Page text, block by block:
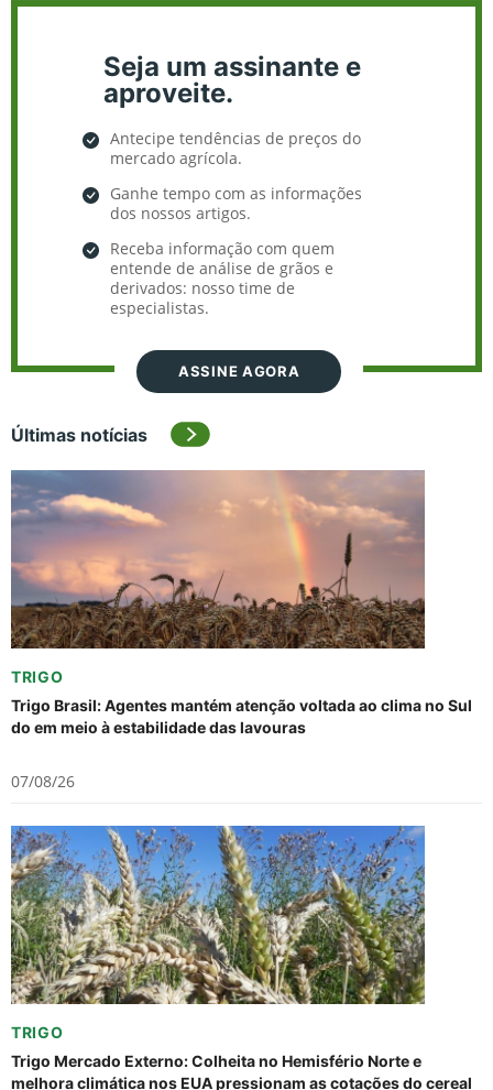
Seja um assinante e
aproveite.
Antecipe tendências de preços do
mercado agrícola.
Ganhe tempo com as informações
dos nossos artigos.
Receba informação com quem
entende de análise de grãos e
derivados: nosso time de
especialistas.
ASSINE AGORA
Últimas notícias
TRIGO
Trigo Brasil: Agentes mantém atenção voltada ao clima no Sul
do em meio à estabilidade das lavouras
07/08/26
TRIGO
Trigo Mercado Externo: Colheita no Hemisfério Norte e
melhora climática nos EUA pressionam as cotações do cereal